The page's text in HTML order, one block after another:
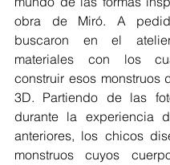
obra de Miró. A
buscaron en el
materiales con los
construir esos monstruos
3D. Partiendo de las
durante la experiencia
anteriores, los chicos
monstruos cuyos